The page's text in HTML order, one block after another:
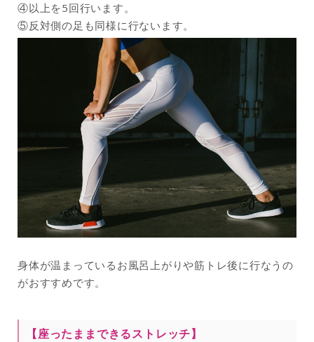
④以上を5回行います。
⑤反対側の足も同様に行ないます。
身体が温まっているお風呂上がりや筋トレ後に行なうの
がおすすめです。
【座ったままできるストレッチ】